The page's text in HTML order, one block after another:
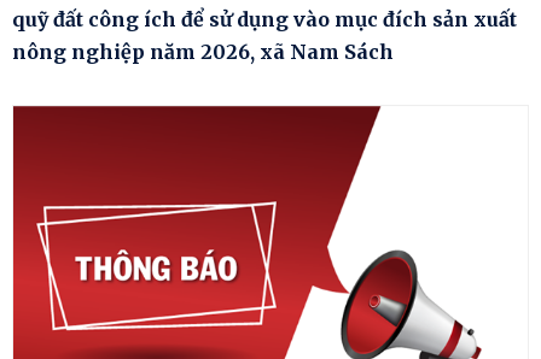
quỹ đất công ích để sử dụng vào mục đích sản xuất
nông nghiệp năm 2026, xã Nam Sách